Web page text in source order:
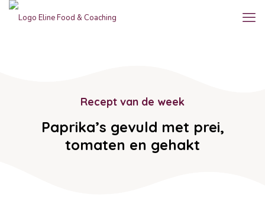
Recept van de week
Paprika’s gevuld met prei,
tomaten en gehakt